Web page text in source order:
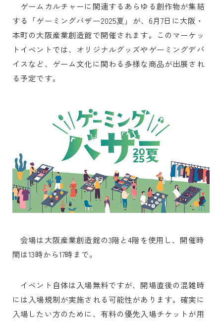
ゲームカルチャーに関連するあらゆる創作物が集結
する「ゲーミングバザー2025夏」が、6月7日に大阪・
本町の大阪産業創造館で開催されます。このマーケッ
トイベントでは、オリジナルグッズやゲーミングデバ
イスなど、ゲーム文化に関わる多様な商品が出展され
る予定です。
会場は大阪産業創造館の3階と4階を使用し、開催時
間は13時から17時まで。
イベント自体は入場無料ですが、開場直後の混雑時
には入場規制が実施される可能性があります。確実に
入場したい方のために、有料の優先入場チケットが用